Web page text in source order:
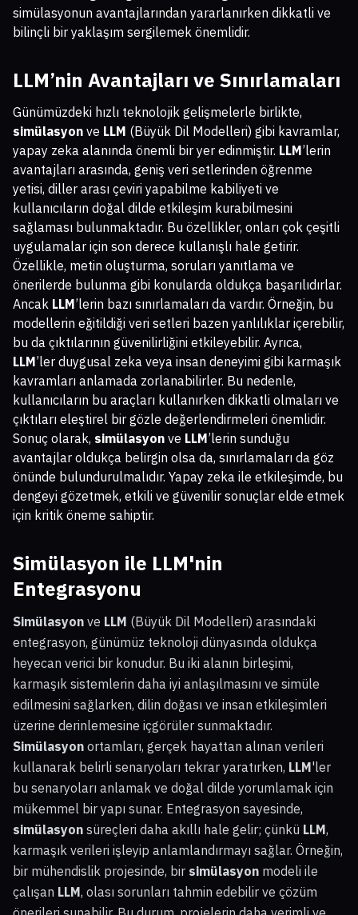
simülasyonun avantajlarından yararlanırken dikkatli ve
bilinçli bir yaklaşım sergilemek önemlidir.
LLM’nin Avantajları ve Sınırlamaları
Günümüzdeki hızlı teknolojik gelişmelerle birlikte,
simülasyon ve LLM (Büyük Dil Modelleri) gibi kavramlar,
yapay zeka alanında önemli bir yer edinmiştir. LLM’lerin
avantajları arasında, geniş veri setlerinden öğrenme
yetisi, diller arası çeviri yapabilme kabiliyeti ve
kullanıcıların doğal dilde etkileşim kurabilmesini
sağlaması bulunmaktadır. Bu özellikler, onları çok çeşitli
uygulamalar için son derece kullanışlı hale getirir.
Özellikle, metin oluşturma, soruları yanıtlama ve
önerilerde bulunma gibi konularda oldukça başarılıdırlar.
Ancak LLM’lerin bazı sınırlamaları da vardır. Örneğin, bu
modellerin eğitildiği veri setleri bazen yanlılıklar içerebilir,
bu da çıktılarının güvenilirliğini etkileyebilir. Ayrıca,
LLM’ler duygusal zeka veya insan deneyimi gibi karmaşık
kavramları anlamada zorlanabilirler. Bu nedenle,
kullanıcıların bu araçları kullanırken dikkatli olmaları ve
çıktıları eleştirel bir gözle değerlendirmeleri önemlidir.
Sonuç olarak, simülasyon ve LLM’lerin sunduğu
avantajlar oldukça belirgin olsa da, sınırlamaları da göz
önünde bulundurulmalıdır. Yapay zeka ile etkileşimde, bu
dengeyi gözetmek, etkili ve güvenilir sonuçlar elde etmek
için kritik öneme sahiptir.
Simülasyon ile LLM'nin
Entegrasyonu
Simülasyon ve LLM (Büyük Dil Modelleri) arasındaki
entegrasyon, günümüz teknoloji dünyasında oldukça
heyecan verici bir konudur. Bu iki alanın birleşimi,
karmaşık sistemlerin daha iyi anlaşılmasını ve simüle
edilmesini sağlarken, dilin doğası ve insan etkileşimleri
üzerine derinlemesine içgörüler sunmaktadır.
Simülasyon ortamları, gerçek hayattan alınan verileri
kullanarak belirli senaryoları tekrar yaratırken, LLM'ler
bu senaryoları anlamak ve doğal dilde yorumlamak için
mükemmel bir yapı sunar. Entegrasyon sayesinde,
simülasyon süreçleri daha akıllı hale gelir; çünkü LLM,
karmaşık verileri işleyip anlamlandırmayı sağlar. Örneğin,
bir mühendislik projesinde, bir simülasyon modeli ile
çalışan LLM, olası sorunları tahmin edebilir ve çözüm